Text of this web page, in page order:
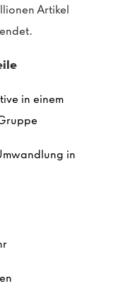
Artikel
in einem
in